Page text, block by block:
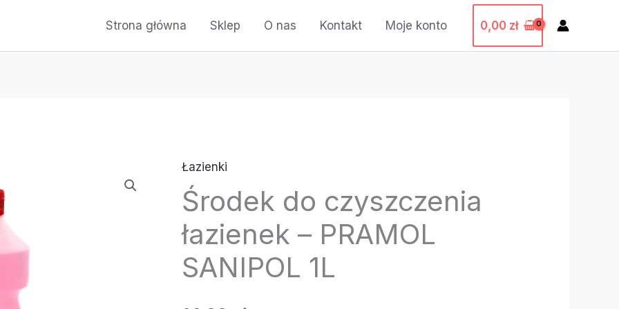
Strona główna Sklep O nas Kontakt Moje konto 0,00 zł
Łazienki
Środek do czyszczenia
łazienek – PRAMOL
SANIPOL 1L
ilość
Środek
do
czyszczenia
łazienek
-